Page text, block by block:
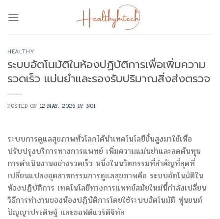
HEALTHY
ระบบอัตโนมัติในห้องปฏิบัติการเพื่อเพิ่มความ
รวดเร็ว แม่นยำและรองรับปริมาณสิ่งส่งตรวจ
POSTED ON 12 MAY, 2026 BY NOI
ระบบการดูแลสุขภาพทั่วโลกได้นำเทคโนโลยีขั้นสูงมาใช้เพื่อ
ปรับปรุงบริการทางการแพทย์ เพิ่มความแม่นยำและลดต้นทุน
การดำเนินงานอย่างรวดเร็ว หนึ่งในนวัตกรรมที่สำคัญที่สุดที่
เปลี่ยนแปลงอุตสาหกรรมการดูแลสุขภาพคือ ระบบอัตโนมัติใน
ห้องปฏิบัติการ เทคโนโลยีทางการแพทย์สมัยใหม่นี้กำลังเปลี่ยน
วิธีการทำงานของห้องปฏิบัติการโดยใช้ระบบอัตโนมัติ หุ่นยนต์
ปัญญาประดิษฐ์ และซอฟต์แวร์ดิจิทัล